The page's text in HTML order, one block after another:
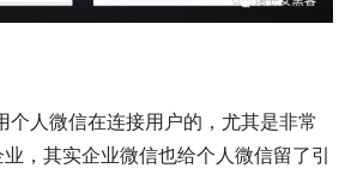
，其实企业微信也给个人微信留了引